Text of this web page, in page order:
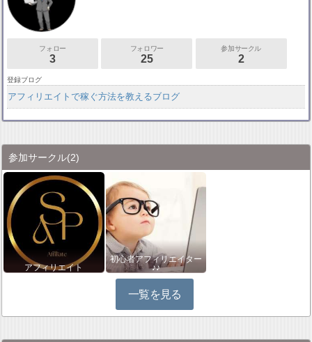
フォロー
3
フォロワー
25
参加サークル
2
登録ブログ
アフィリエイトで稼ぐ方法を教えるブログ
参加サークル(2)
アフィリエイト
初心者アフィリエイター
♪♪
一覧を見る